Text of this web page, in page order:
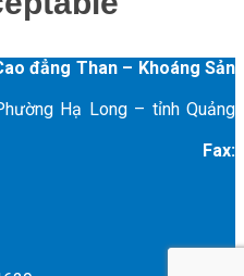
đẳng Than – Khoáng Sản
Hạ Long – tỉnh Quảng
Fax: